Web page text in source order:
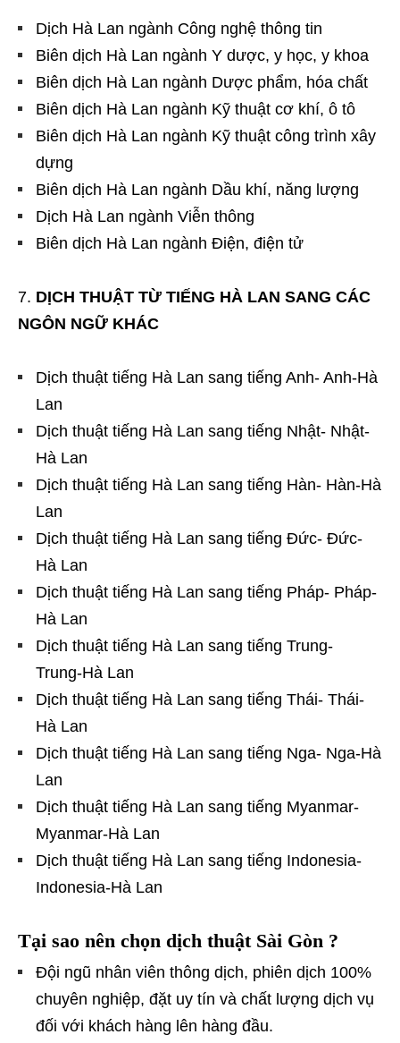
Dịch Hà Lan ngành Công nghệ thông tin
Biên dịch Hà Lan ngành Y dược, y học, y khoa
Biên dịch Hà Lan ngành Dược phẩm, hóa chất
Biên dịch Hà Lan ngành Kỹ thuật cơ khí, ô tô
Biên dịch Hà Lan ngành Kỹ thuật công trình xây
dựng
Biên dịch Hà Lan ngành Dầu khí, năng lượng
Dịch Hà Lan ngành Viễn thông
Biên dịch Hà Lan ngành Điện, điện tử
DỊCH THUẬT TỪ TIẾNG HÀ LAN SANG CÁC
NGÔN NGỮ KHÁC
Dịch thuật tiếng Hà Lan sang tiếng Anh- Anh-Hà
Lan
Dịch thuật tiếng Hà Lan sang tiếng Nhật- Nhật-
Hà Lan
Dịch thuật tiếng Hà Lan sang tiếng Hàn- Hàn-Hà
Lan
Dịch thuật tiếng Hà Lan sang tiếng Đức- Đức-
Hà Lan
Dịch thuật tiếng Hà Lan sang tiếng Pháp- Pháp-
Hà Lan
Dịch thuật tiếng Hà Lan sang tiếng Trung-
Trung-Hà Lan
Dịch thuật tiếng Hà Lan sang tiếng Thái- Thái-
Hà Lan
Dịch thuật tiếng Hà Lan sang tiếng Nga- Nga-Hà
Lan
Dịch thuật tiếng Hà Lan sang tiếng Myanmar-
Myanmar-Hà Lan
Dịch thuật tiếng Hà Lan sang tiếng Indonesia-
Indonesia-Hà Lan
Tại sao nên chọn dịch thuật Sài Gòn ?
Đội ngũ nhân viên thông dịch, phiên dịch 100%
chuyên nghiệp, đặt uy tín và chất lượng dịch vụ
đối với khách hàng lên hàng đầu.